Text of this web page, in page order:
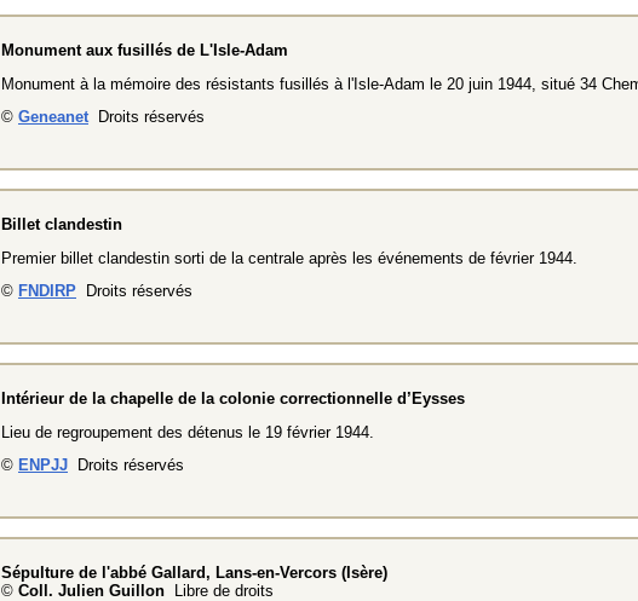
Monument aux fusillés de L'Isle-Adam
Monument à la mémoire des résistants fusillés à l'Isle-Adam le 20 juin 1944, situé 34
© GeneanetDroits réservés
Billet clandestin
Premier billet clandestin sorti de la centrale après les événements de février 1944.
© FNDIRP Droits réservés
Intérieur de la chapelle de la colonie correctionnelle d’Eysses
Lieu de regroupement des détenus le 19 février 1944.
© ENPJJ Droits réservés
Sépulture de l'abbé Gallard, Lans-en-Vercors (Isère)
© Coll. Julien Guillon Libre de droits